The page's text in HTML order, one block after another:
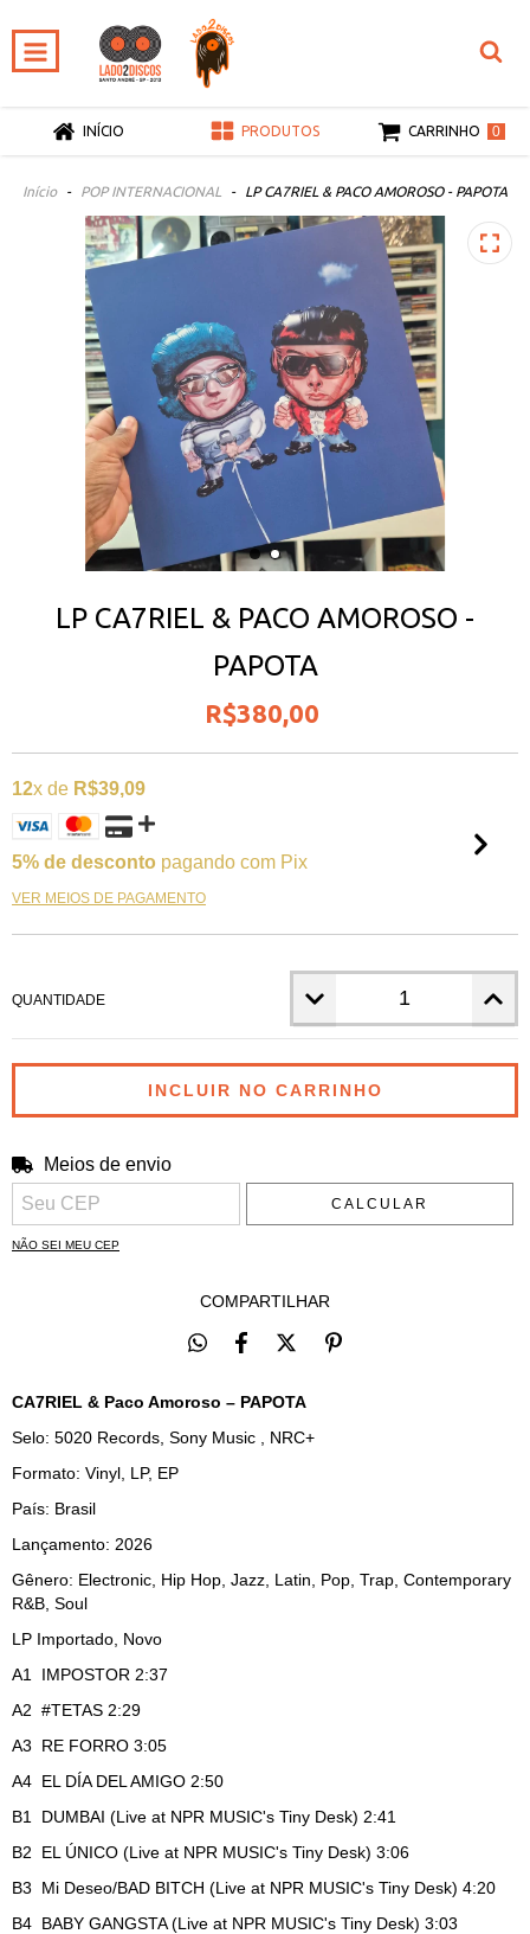
INÍCIO PRODUTOS CARRINHO 0
Início - POP INTERNACIONAL - LP CA7RIEL & PACO AMOROSO - PAPOTA
LP CA7RIEL & PACO AMOROSO -
PAPOTA
R$380,00
12x de R$39,09
5% de desconto pagando com Pix
VER MEIOS DE PAGAMENTO
QUANTIDADE
Entregas para o CEP:
Meios de envio
CALCULAR
NÃO SEI MEU CEP
COMPARTILHAR
CA7RIEL & Paco Amoroso – PAPOTA
Selo: 5020 Records, Sony Music , NRC+
Formato: Vinyl, LP, EP
País: Brasil
Lançamento: 2026
Gênero: Electronic, Hip Hop, Jazz, Latin, Pop, Trap, Contemporary
R&B, Soul
LP Importado, Novo
A1
IMPOSTOR 2:37
A2 #TETAS 2:29
A3
RE FORRO 3:05
A4 EL DÍA DEL AMIGO 2:50
B1
DUMBAI (Live at NPR MUSIC's Tiny Desk) 2:41
B2
EL ÚNICO (Live at NPR MUSIC's Tiny Desk) 3:06
B3
Mi Deseo/BAD BITCH (Live at NPR MUSIC's Tiny Desk) 4:20
B4 BABY GANGSTA (Live at NPR MUSIC's Tiny Desk) 3:03